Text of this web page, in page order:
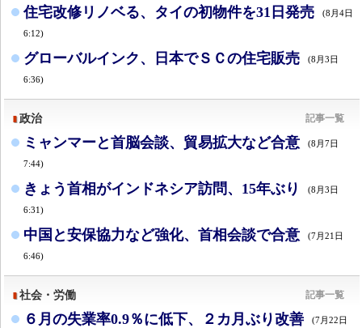
住宅改修リノベる、タイの初物件を31日発売 (8月4日
6:12)
グローバルインク、日本でＳＣの住宅販売 (8月3日
6:36)
政治 記事一覧
ミャンマーと首脳会談、貿易拡大など合意 (8月7日
7:44)
きょう首相がインドネシア訪問、15年ぶり (8月3日
6:31)
中国と安保協力など強化、首相会談で合意 (7月21日
6:46)
社会・労働 記事一覧
６月の失業率0.9％に低下、２カ月ぶり改善 (7月22日